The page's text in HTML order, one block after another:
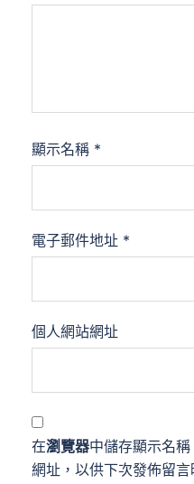
顯示名稱 *
電子郵件地址 *
個人網站網址
在瀏覽器中儲存顯示名
網址，以供下次發佈留言